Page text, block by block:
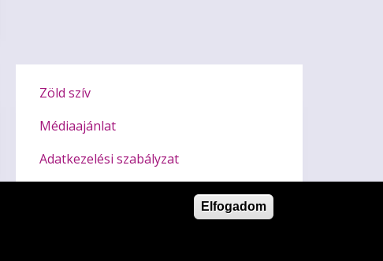
Zöld szív
Médiaajánlat
Adatkezelési szabályzat
Elfogadom